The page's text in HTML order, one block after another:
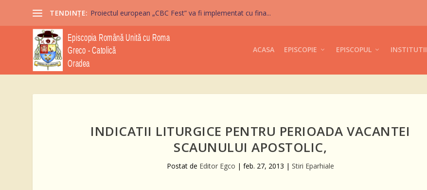
TENDINȚE: Proiectul european „CBC Fest” va fi implementat cu fina...
ACASA EPISCOPIE EPISCOPUL INSTITUTII
INDICATII LITURGICE PENTRU PERIOADA VACANTEI
SCAUNULUI APOSTOLIC,
Postat de Editor Egco | feb. 27, 2013 | Stiri Eparhiale